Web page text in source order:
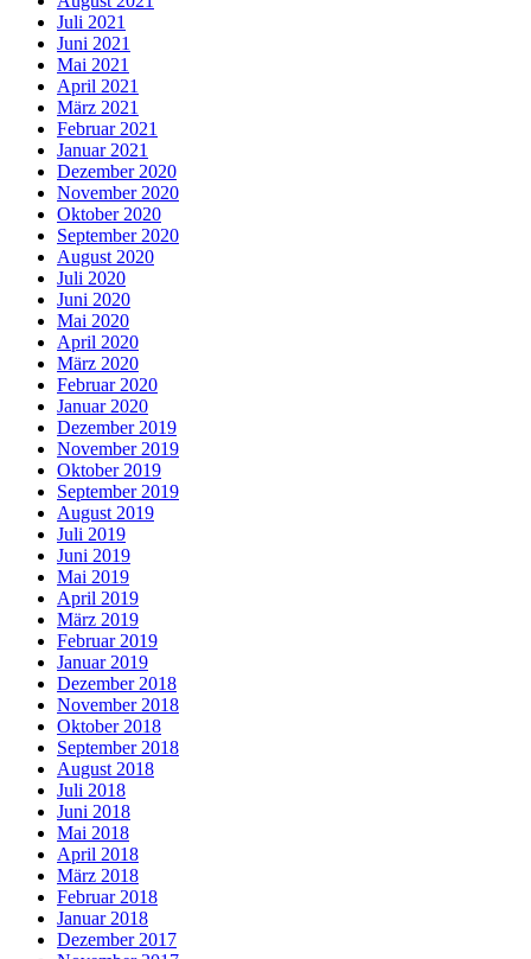
Juli 2021
Juni 2021
Mai 2021
April 2021
März 2021
Februar 2021
Januar 2021
Dezember 2020
November 2020
Oktober 2020
September 2020
August 2020
Juli 2020
Juni 2020
Mai 2020
April 2020
März 2020
Februar 2020
Januar 2020
Dezember 2019
November 2019
Oktober 2019
September 2019
August 2019
Juli 2019
Juni 2019
Mai 2019
April 2019
März 2019
Februar 2019
Januar 2019
Dezember 2018
November 2018
Oktober 2018
September 2018
August 2018
Juli 2018
Juni 2018
Mai 2018
April 2018
März 2018
Februar 2018
Januar 2018
Dezember 2017